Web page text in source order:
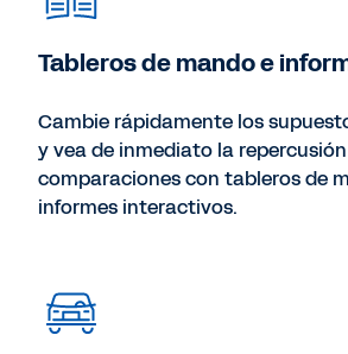
Tableros de mando e
Cambie rápidamente los
y vea de inmediato la
comparaciones con tableros de
informes interactivos.